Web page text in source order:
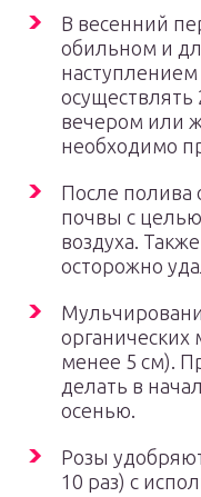
В весенний
обильном и
вечером или
необходимо
После полива
почвы с
воздуха.
осторожно
менее 5 см).
делать в
осенью.
Розы
10 раз) с